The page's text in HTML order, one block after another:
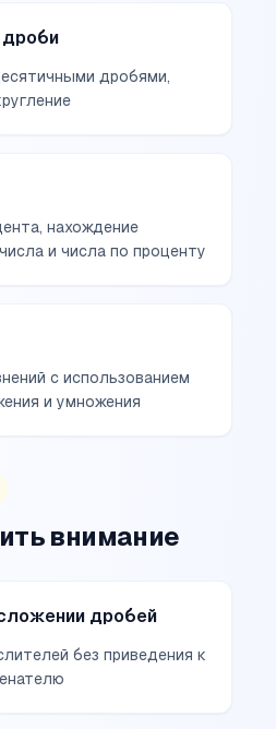
дробями,
нахождение
и числа по проценту
с использованием
и умножения
внимание
дробей
без приведения к